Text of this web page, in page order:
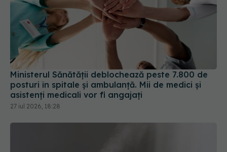
Ministerul Sănătății deblochează peste 7.800 de
posturi în spitale și ambulanță. Mii de medici și
asistenți medicali vor fi angajați
27 iul 2026, 18:28